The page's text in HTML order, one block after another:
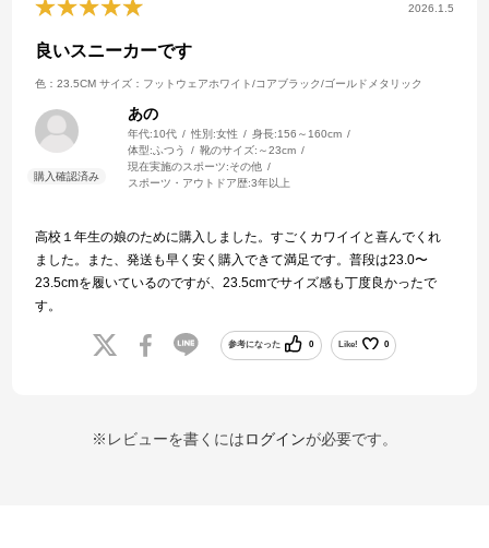
2026.1.5
良いスニーカーです
色：23.5CM サイズ：フットウェアホワイト/コアブラック/ゴールドメタリック
あの
年代:10代 性別:女性 身長:156～160cm
体型: ふつう 靴のサイズ: ～23cm
現在実施のスポーツ:その他
スポーツ・アウトドア歴:3年以上
高校１年生の娘のために購入しました。すごくカワイイと喜んでくれ
ました。また、発送も早く安く購入できて満足です。普段は23.0〜
23.5cmを履いているのですが、23.5cmでサイズ感も丁度良かったで
す。
参考になった 0 Like! 0
※レビューを書くにはログインが必要です。